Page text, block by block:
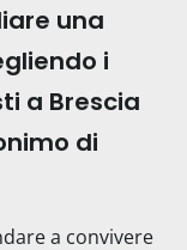
una
i
a Brescia
di
a convivere